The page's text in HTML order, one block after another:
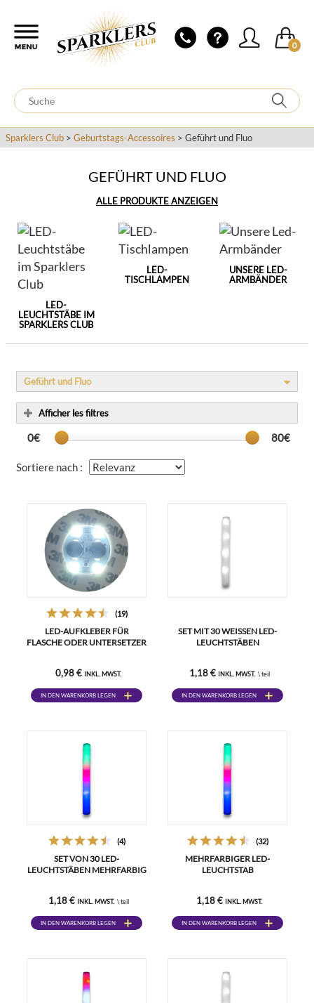
0
Sparklers Club > Geburtstags-Accessoires > Geführt und Fluo
GEFÜHRT UND FLUO
ALLE PRODUKTE ANZEIGEN
LED-
LEUCHTSTÄBE IM
SPARKLERS CLUB
LED-
TISCHLAMPEN
UNSERE LED-
ARMBÄNDER
0€ 80€
Afficher les filtres
Geführt und Fluo
Sortiere nach :
(19)
LED-AUFKLEBER FÜR
FLASCHE ODER UNTERSETZER
0,98 € INKL. MWST.
IN DEN WARENKORB LEGEN
SET MIT 30 WEISSEN LED-L
EUCHTSTÄBEN
1,18 € INKL. MWST.\ teil
IN DEN WARENKORB LEGEN
(4)
SET VON 30 LED-
LEUCHTSTÄBEN MEHRFARBIG
1,18 € INKL. MWST.\ teil
IN DEN WARENKORB LEGEN
(32)
MEHRFARBIGER LED-
LEUCHTSTAB
1,18 € INKL. MWST.
IN DEN WARENKORB LEGEN